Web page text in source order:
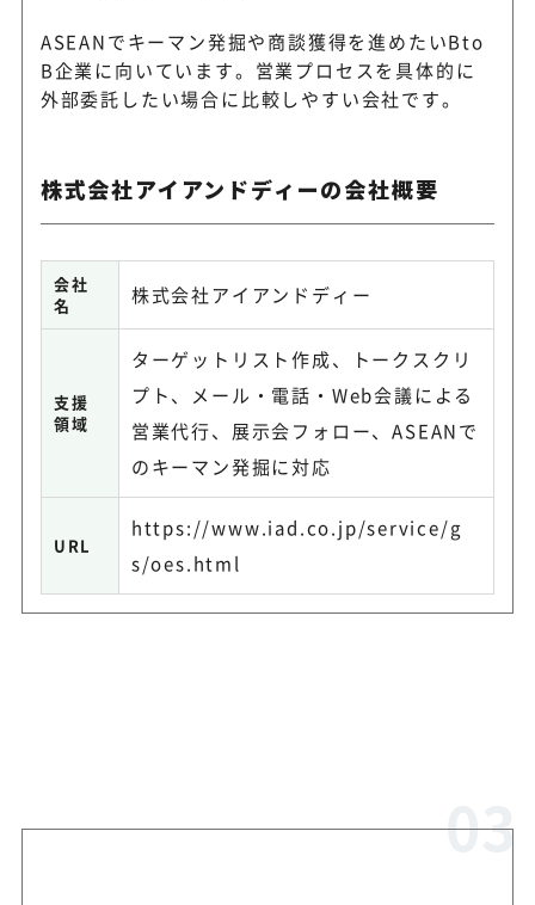
ASEANでキーマン発掘や商談獲得を進めたいBto
B企業に向いています。営業プロセスを具体的に
外部委託したい場合に比較しやすい会社です。
株式会社アイアンドディーの会社概要
会社
名
株式会社アイアンドディー
支援
領域
ターゲットリスト作成、トークスクリ
プト、メール・電話・Web会議による
営業代行、展示会フォロー、ASEANで
のキーマン発掘に対応
URL
https://www.iad.co.jp/service/g
s/oes.html